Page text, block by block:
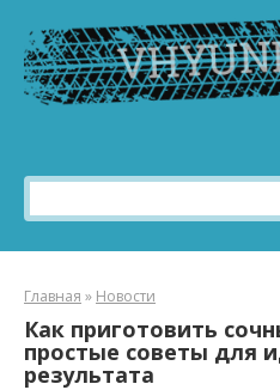
контенту
Поиск:
Главная » Новости
Как приготовить
простые советы для
результата